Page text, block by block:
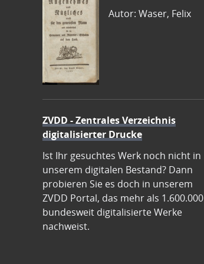
Autor: Waser, Felix
ZVDD - Zentrales Verzeichnis
digitalisierter Drucke
Ist Ihr gesuchtes Werk noch nicht in
unserem digitalen Bestand? Dann
probieren Sie es doch in unserem
ZVDD Portal, das mehr als 1.600.000
bundesweit digitalisierte Werke
nachweist.